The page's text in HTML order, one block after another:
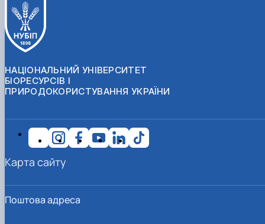
НАЦІОНАЛЬНИЙ УНІВЕРСИТЕТ
БІОРЕСУРСІВ І
ПРИРОДОКОРИСТУВАННЯ УКРАЇНИ
Поштова адреса
Карта сайту